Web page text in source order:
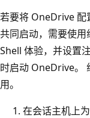
若要将 OneDrive
共同启动，需要使
Shell 体验，并设置
时启动 OneDrive。
用。
在会话主机上